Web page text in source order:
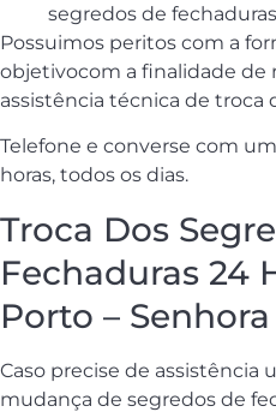
segredos de
Possuimos peritos com a
objetivocom a finalidade de
assistência técnica de troca
Telefone e converse com
horas, todos os dias.
Troca Dos
Fechaduras 24
Porto –
Caso precise de assistência
mudança de segredos de